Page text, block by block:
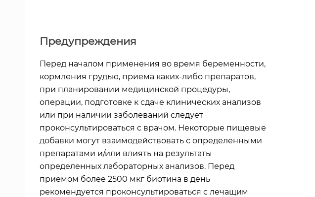
Предупреждения
Перед началом применения во время беременности,
кормления грудью, приема каких-либо препаратов,
при планировании медицинской процедуры,
операции, подготовке к сдаче клинических анализов
или при наличии заболеваний следует
проконсультироваться с врачом. Некоторые пищевые
добавки могут взаимодействовать с определенными
препаратами и/или влиять на результаты
определенных лабораторных анализов. Перед
приемом более 2500 мкг биотина в день
рекомендуется проконсультироваться с лечащим